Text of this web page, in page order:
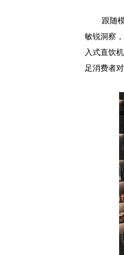
跟随模
敏锐洞察
入式直饮
足消费者